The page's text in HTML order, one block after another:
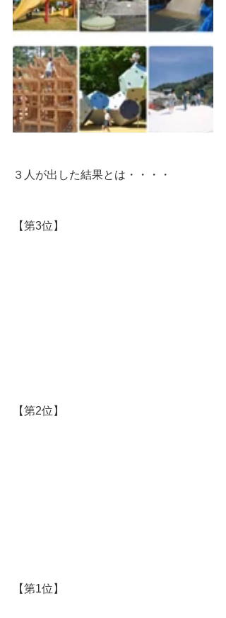
３人が出した結果とは・・・・
【第3位】
【第2位】
【第1位】